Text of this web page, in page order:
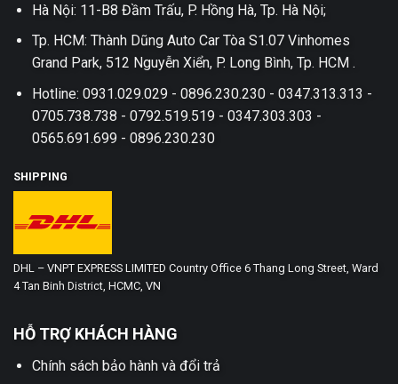
Hà Nội: 11-B8 Đầm Trấu, P. Hồng Hà, Tp. Hà Nội;
Tp. HCM: Thành Dũng Auto Car Tòa S1.07 Vinhomes
Grand Park, 512 Nguyễn Xiển, P. Long Bình, Tp. HCM .
Hotline: 0931.029.029 - 0896.230.230 - 0347.313.313 -
0705.738.738 - 0792.519.519 - 0347.303.303 -
0565.691.699 - 0896.230.230
SHIPPING
DHL – VNPT EXPRESS LIMITED Country Office 6 Thang Long Street, Ward
4 Tan Binh District, HCMC, VN
HỖ TRỢ KHÁCH HÀNG
Chính sách bảo hành và đổi trả